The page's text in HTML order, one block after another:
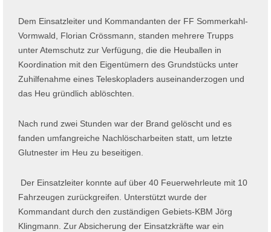
Dem Einsatzleiter und Kommandanten der FF Sommerkahl-
Vormwald, Florian Crössmann, standen mehrere Trupps
unter Atemschutz zur Verfügung, die die Heuballen in
Koordination mit den Eigentümern des Grundstücks unter
Zuhilfenahme eines Teleskopladers auseinanderzogen und
das Heu gründlich ablöschten.
Nach rund zwei Stunden war der Brand gelöscht und es
fanden umfangreiche Nachlöscharbeiten statt, um letzte
Glutnester im Heu zu beseitigen.
Der Einsatzleiter konnte auf über 40 Feuerwehrleute mit 10
Fahrzeugen zurückgreifen. Unterstützt wurde der
Kommandant durch den zuständigen Gebiets-KBM Jörg
Klingmann. Zur Absicherung der Einsatzkräfte war ein